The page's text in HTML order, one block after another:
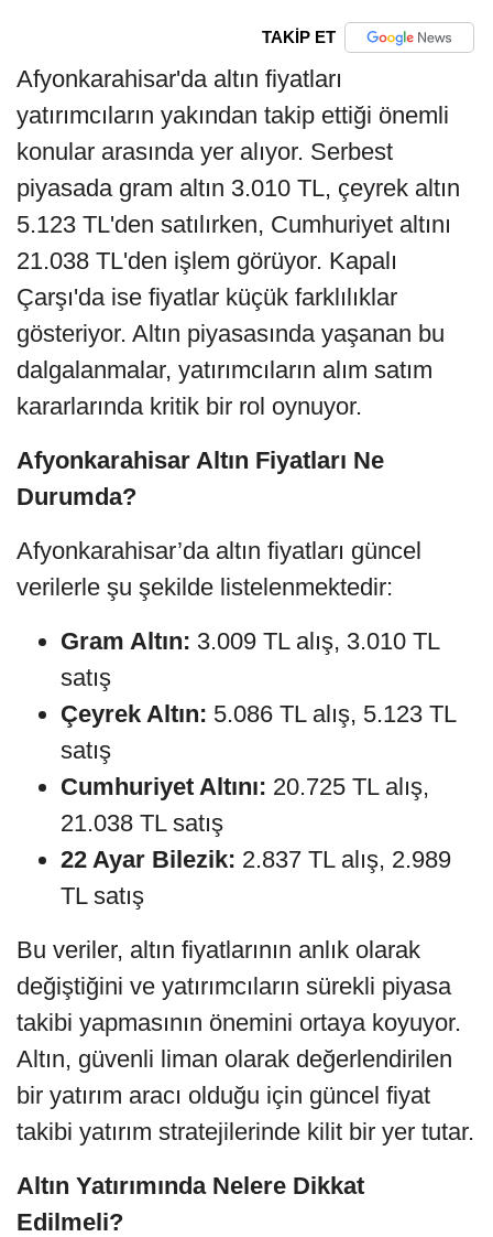
TAKİP ET
Afyonkarahisar'da altın fiyatları
yatırımcıların yakından takip ettiği önemli
konular arasında yer alıyor. Serbest
piyasada gram altın 3.010 TL, çeyrek altın
5.123 TL'den satılırken, Cumhuriyet altını
21.038 TL'den işlem görüyor. Kapalı
Çarşı'da ise fiyatlar küçük farklılıklar
gösteriyor. Altın piyasasında yaşanan bu
dalgalanmalar, yatırımcıların alım satım
kararlarında kritik bir rol oynuyor.
Afyonkarahisar Altın Fiyatları Ne
Durumda?
Afyonkarahisar’da altın fiyatları güncel
verilerle şu şekilde listelenmektedir:
Gram Altın: 3.009 TL alış, 3.010 TL
satış
Çeyrek Altın: 5.086 TL alış, 5.123 TL
satış
Cumhuriyet Altını: 20.725 TL alış,
21.038 TL satış
22 Ayar Bilezik: 2.837 TL alış, 2.989
TL satış
Bu veriler, altın fiyatlarının anlık olarak
değiştiğini ve yatırımcıların sürekli piyasa
takibi yapmasının önemini ortaya koyuyor.
Altın, güvenli liman olarak değerlendirilen
bir yatırım aracı olduğu için güncel fiyat
takibi yatırım stratejilerinde kilit bir yer tutar.
Altın Yatırımında Nelere Dikkat
Edilmeli?